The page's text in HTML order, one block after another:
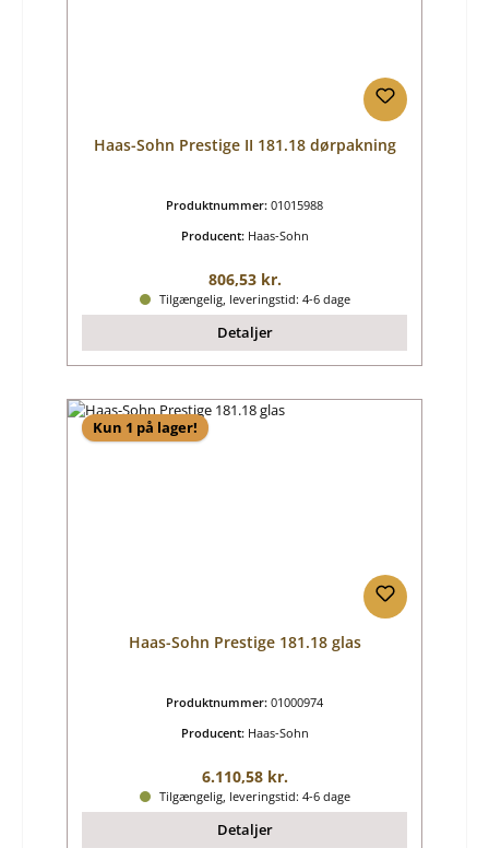
Haas-Sohn Prestige II 181.18 dørpakning
Produktnummer: 01015988
Producent: Haas-Sohn
Almindelig pris:
806,53 kr.
Tilgængelig, leveringstid: 4-6 dage
Detaljer
Kun 1 på lager!
Haas-Sohn Prestige 181.18 glas
Produktnummer: 01000974
Producent: Haas-Sohn
Almindelig pris:
6.110,58 kr.
Tilgængelig, leveringstid: 4-6 dage
Detaljer